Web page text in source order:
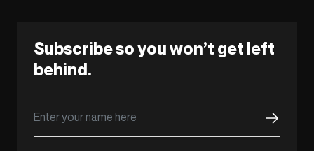
Subscribe so you won’t get left
behind.